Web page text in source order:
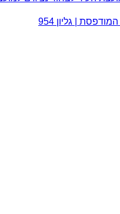
| גליון 954